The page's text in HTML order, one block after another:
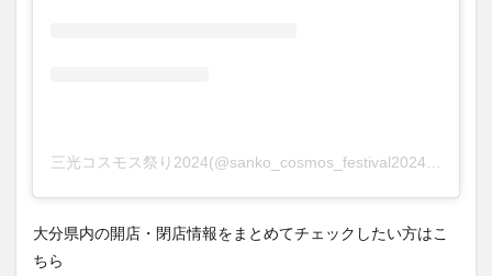
三光コスモス祭り2024(@sanko_cosmos_festival2024)がシェアした投稿
大分県内の開店・閉店情報をまとめてチェックしたい方はこ
ちら